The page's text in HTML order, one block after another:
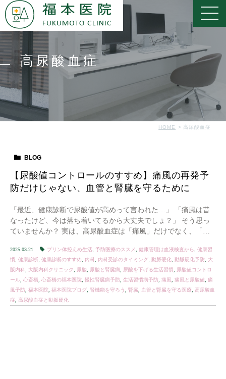
高尿酸血症
HOME 高尿酸血症
BLOG
【尿酸値コントロールのすすめ】痛風の再発予
防だけじゃない、血管と腎臓を守るために
「最近、健康診断で尿酸値が高めって言われた…」 「痛風は昔
なったけど、今は落ち着いてるから大丈夫でしょ？」 そう思っ
ていませんか？ 実は、高尿酸血症は「痛風」だけでなく、「動
2025.03.21 プリン体控えめ生活 予防医療のススメ 健康管理は血液検査から
健康習
慣 健康診断 健康診断のすすめ 内科 内科受診のタイミング 動脈硬化 動脈硬化予防
大
阪内科
大阪内科クリニック 尿酸 尿酸と腎臓病 尿酸を下げる生活習慣
尿酸値コントロ
ール 心斎橋 心斎橋の福本医院 慢性腎臓病予防 生活習慣病予防 痛風 痛風と尿酸値
痛
風予防 福本医院 福本医院ブログ 腎機能を守ろう 腎臓 血管と腎臓を守る医療
高尿酸血
症
高尿酸血症と動脈硬化